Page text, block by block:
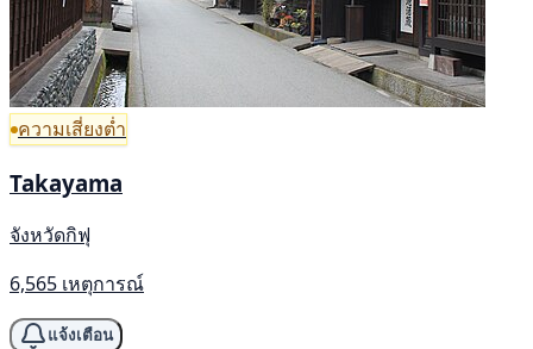
ความเสี่ยงต่ำ
Takayama
จังหวัดกิฟุ
6,565 เหตุการณ์
แจ้งเตือน